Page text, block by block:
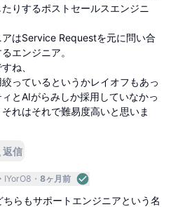
りするポストセールスエンジニ
はService Requestを元に問い合
エンジニア。
ね、
っているというかレイオフもあっ
とAIがらみしか採用していなかっ
れはそれで難易度高いと思いま
返信
IYorO8 8ヶ月前
ちらもサポートエンジニアという名